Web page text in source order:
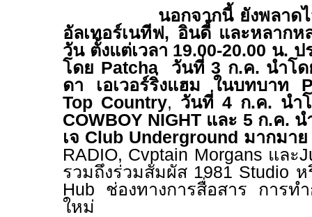
นอกจากนี้ ยังพลาด
อัลเทอร์เนทีฟ, อินดี้ และหลากห
วัน ตั้งแต่เวลา 19.00-20.00 น. ป
โดย Patcha
วันที่ 3 ก.ค. นำโ
ดา เอเวอร์ริ่งแฮม ในบทบาท
Top Country, วันที่ 4 ก.ค. นำ
COWBOY NIGHT และ 5 ก.ค.
เจ Club Underground มากมาย
RADIO, Cvptain Morgans และ
รวมถึงร่วมสัมผัส 1981 Studio
Hub ช่องทางการสื่อสาร การท
ใหม่